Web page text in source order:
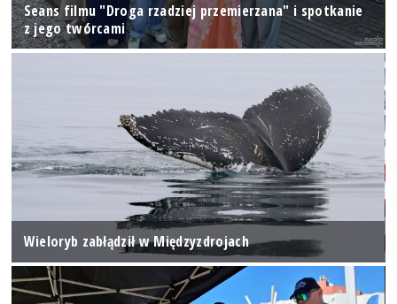
Seans filmu "Droga rzadziej przemierzana" i spotkanie
z jego twórcami
Wieloryb zabłądził w Międzyzdrojach